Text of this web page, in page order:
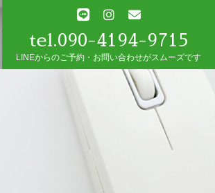
tel.090-4194-9715
LINEからのご予約・お問い合わせがスムーズです